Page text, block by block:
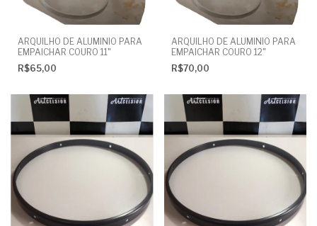
ARQUILHO DE ALUMINIO PARA
EMPAICHAR COURO 11"
R$65,00
ARQUILHO DE ALUMINIO PARA
EMPAICHAR COURO 12"
R$70,00